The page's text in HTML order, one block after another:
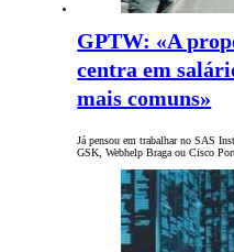
GPTW: «A
centra em
mais comuns»
Já pensou em trabalhar no SAS
GSK, Webhelp Braga ou Cisco